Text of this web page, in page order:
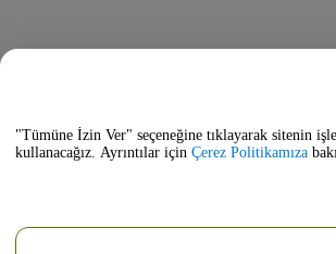
"Tümüne İzin Ver" seçeneğine tıklayarak sitenin
kullanacağız. Ayrıntılar için Çerez Politikamıza